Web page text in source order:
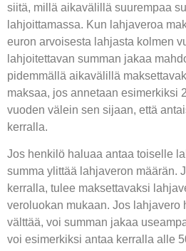
siitä, millä aikavälillä suurempaa
lahjoittamassa. Kun lahjaveroa
euron arvoisesta lahjasta kolmen
lahjoitettavan summan jakaa
pidemmällä aikavälillä
maksaa, jos annetaan esimerkiksi
vuoden välein sen sijaan, että
kerralla.
Jos henkilö haluaa antaa toiselle
summa ylittää lahjaveron määrän.
kerralla, tulee maksettavaksi
veroluokan mukaan. Jos lahjavero
välttää, voi summan jakaa
voi esimerkiksi antaa kerralla alle